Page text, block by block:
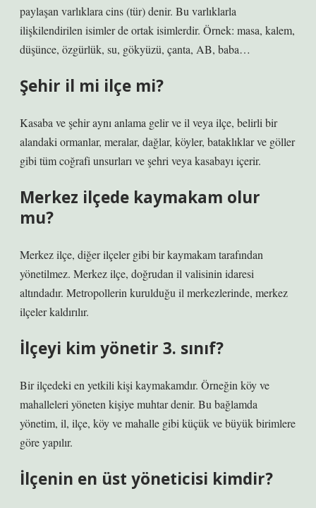
paylaşan varlıklara cins (tür) denir. Bu varlıklarla
ilişkilendirilen isimler de ortak isimlerdir. Örnek: masa, kalem,
düşünce, özgürlük, su, gökyüzü, çanta, AB, baba…
Şehir il mi ilçe mi?
Kasaba ve şehir aynı anlama gelir ve il veya ilçe, belirli bir
alandaki ormanlar, meralar, dağlar, köyler, bataklıklar ve göller
gibi tüm coğrafi unsurları ve şehri veya kasabayı içerir.
Merkez ilçede kaymakam olur
mu?
Merkez ilçe, diğer ilçeler gibi bir kaymakam tarafından
yönetilmez. Merkez ilçe, doğrudan il valisinin idaresi
altındadır. Metropollerin kurulduğu il merkezlerinde, merkez
ilçeler kaldırılır.
İlçeyi kim yönetir 3. sınıf?
Bir ilçedeki en yetkili kişi kaymakamdır. Örneğin köy ve
mahalleleri yöneten kişiye muhtar denir. Bu bağlamda
yönetim, il, ilçe, köy ve mahalle gibi küçük ve büyük birimlere
göre yapılır.
İlçenin en üst yöneticisi kimdir?